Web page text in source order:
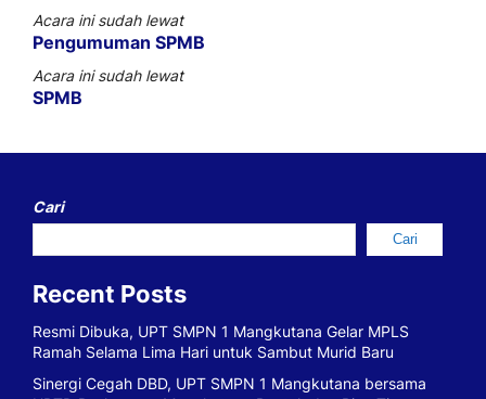
Acara ini sudah lewat
Pengumuman SPMB
Acara ini sudah lewat
SPMB
Cari
Cari
Recent Posts
Resmi Dibuka, UPT SMPN 1 Mangkutana Gelar MPLS
Ramah Selama Lima Hari untuk Sambut Murid Baru
Sinergi Cegah DBD, UPT SMPN 1 Mangkutana bersama